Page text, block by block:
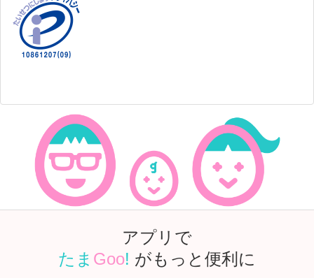
アプリで
たま Goo! がもっと便利に